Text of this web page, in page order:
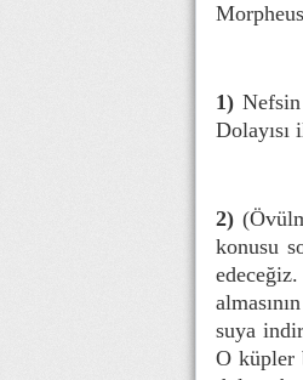
Morpheus
1)
Dolayısı
2)
konusu
suya
O küpler